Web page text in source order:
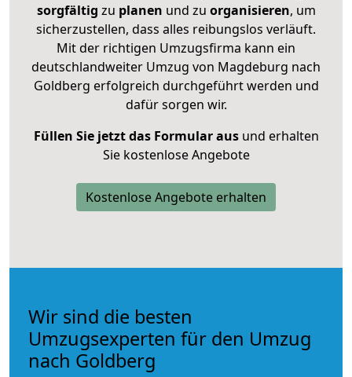
sorgfältig zu planen und zu organisieren, um
sicherzustellen, dass alles reibungslos verläuft.
Mit der richtigen Umzugsfirma kann ein
deutschlandweiter Umzug von Magdeburg nach
Goldberg erfolgreich durchgeführt werden und
dafür sorgen wir.
Füllen Sie jetzt das Formular ausund erhalten
Sie kostenlose Angebote
Kostenlose Angebote erhalten
Wir sind die besten
Umzugsexperten für den Umzug
nach Goldberg